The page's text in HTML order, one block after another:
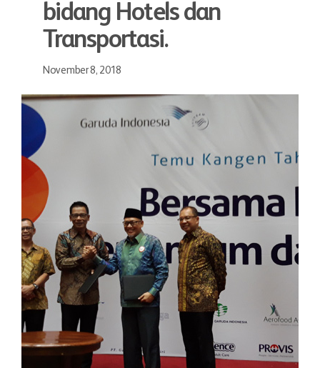
bidang Hotels dan
Transportasi.
November 8, 2018